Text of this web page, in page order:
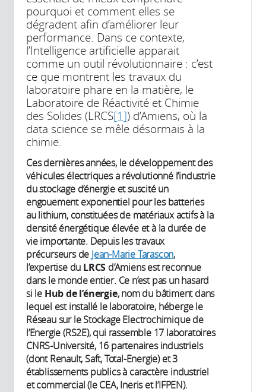
pourquoi et comment elles se
dégradent afin d’améliorer leur
performance. Dans ce contexte,
l’Intelligence artificielle apparait
comme un outil révolutionnaire : c’est
ce que montrent les travaux du
laboratoire phare en la matière, le
Laboratoire de Réactivité et Chimie
des Solides (LRCS[1]) d’Amiens, où la
data science se mêle désormais à la
chimie.
Ces dernières années, le développement des
véhicules électriques a révolutionné l’industrie
du stockage d’énergie et suscité un
engouement exponentiel pour les batteries
au lithium, constituées de matériaux actifs à la
densité énergétique élevée et à la durée de
vie importante. Depuis les travaux
précurseurs de Jean-Marie Tarascon,
l’expertise du LRCS d’Amiens est reconnue
dans le monde entier. Ce n’est pas un hasard
si le Hub de l’énergie, nom du bâtiment dans
lequel est installé le laboratoire, héberge le
Réseau sur le Stockage Electrochimique de
l’Energie (RS2E), qui rassemble 17 laboratoires
CNRS-Université, 16 partenaires industriels
(dont Renault, Saft, Total-Energie) et 3
établissements publics à caractère industriel
et commercial (le CEA, Ineris et l’IFPEN).